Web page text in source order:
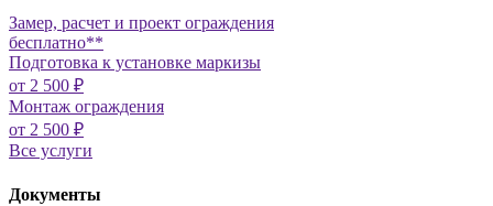
Замер, расчет и проект ограждения
бесплатно**
Подготовка к установке маркизы
от 2 500 ₽
Монтаж ограждения
от 2 500 ₽
Все услуги
Документы